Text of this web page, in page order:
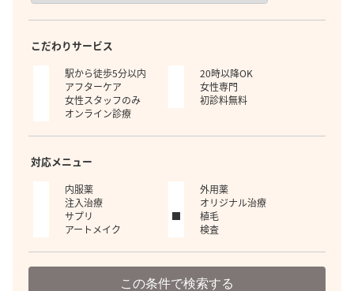
こだわりサービス
駅から徒歩5分以内
20時以降OK
アフターケア
女性専門
女性スタッフのみ
初診料無料
オンライン診療
対応メニュー
内服薬
外用薬
注入治療
オリジナル治療
サプリ
植毛
アートメイク
検査
この条件で検索する